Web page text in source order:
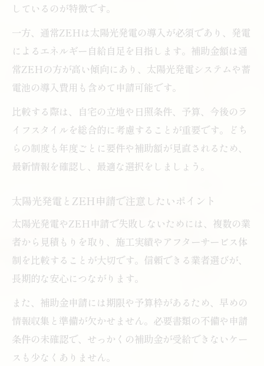
しているのが特徴です。
一方、通常ZEHは太陽光発電の導入が必須であり、発電
によるエネルギー自給自足を目指します。補助金額は通
常ZEHの方が高い傾向にあり、太陽光発電システムや蓄
電池の導入費用も含めて申請可能です。
比較する際は、自宅の立地や日照条件、予算、今後のラ
イフスタイルを総合的に考慮することが重要です。どち
らの制度も年度ごとに要件や補助額が見直されるため、
最新情報を確認し、最適な選択をしましょう。
太陽光発電とZEH申請で注意したいポイント
太陽光発電やZEH申請で失敗しないためには、複数の業
者から見積もりを取り、施工実績やアフターサービス体
制を比較することが大切です。信頼できる業者選びが、
長期的な安心につながります。
また、補助金申請には期限や予算枠があるため、早めの
情報収集と準備が欠かせません。必要書類の不備や申請
条件の未確認で、せっかくの補助金が受給できないケー
スも少なくありません。